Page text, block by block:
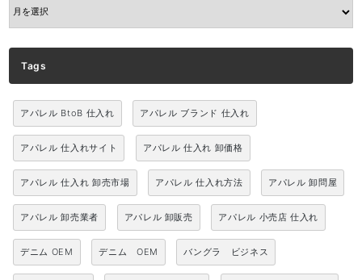
ARCHIVE
Tags
アパレル BtoB 仕入れ アパレル ブランド 仕入れ
アパレル 仕入れサイト アパレル 仕入れ 卸価格
アパレル 仕入れ 卸売市場 アパレル 仕入れ方法 アパレル 卸問屋
アパレル 卸売業者 アパレル 卸販売 アパレル 小売店 仕入れ
デニム OEM デニム OEM バングラ ビジネス